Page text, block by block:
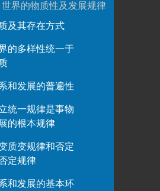
界的物质性及发展规律
及其存在方式
的多样性统一于
和发展的普遍性
统一规律是事物
的根本规律
质变规律和否定
定规律
和发展的基本环